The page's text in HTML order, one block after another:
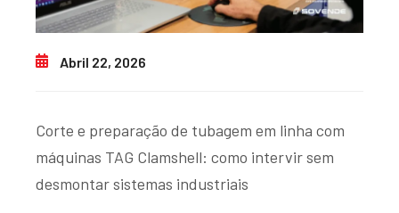
Abril 22, 2026
Corte e preparação de tubagem em linha com
máquinas TAG Clamshell: como intervir sem
desmontar sistemas industriais